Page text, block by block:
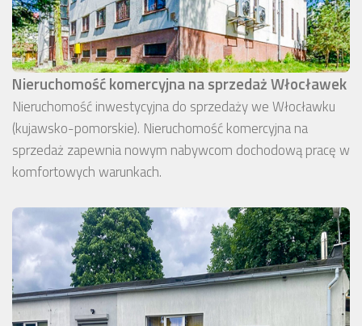
Nieruchomość komercyjna na sprzedaż Włocławek
Nieruchomość inwestycyjna do sprzedaży we Włocławku
(kujawsko-pomorskie). Nieruchomość komercyjna na
sprzedaż zapewnia nowym nabywcom dochodową pracę w
komfortowych warunkach.